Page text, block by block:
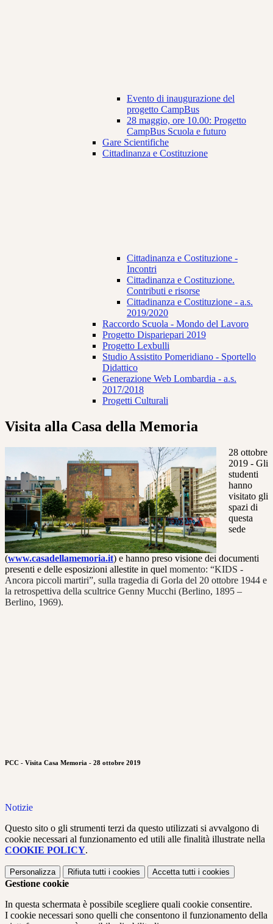
Evento di inaugurazione del
progetto CampBus
28 maggio, ore 10.00: Progetto
CampBus Scuola e futuro
Gare Scientifiche
Cittadinanza e Costituzione
Cittadinanza e Costituzione -
Incontri
Cittadinanza e Costituzione.
Contributi e risorse
Cittadinanza e Costituzione - a.s.
2019/2020
Raccordo Scuola - Mondo del Lavoro
Progetto Dispariepari 2019
Progetto Lexbulli
Studio Assistito Pomeridiano - Sportello
Didattico
Generazione Web Lombardia - a.s.
2017/2018
Progetti Culturali
Visita alla Casa della Memoria
28 ottobre
2019 - Gli
studenti
hanno
visitato gli
spazi di
questa
sede
(www.casadellamemoria.it) e hanno preso visione dei documenti
presenti e delle esposizioni allestite in quel momento: “KIDS -
Ancora piccoli martiri”, sulla tragedia di Gorla del 20 ottobre 1944 e
la retrospettiva della scultrice Genny Mucchi (Berlino, 1895 –
Berlino, 1969).
PCC - Visita Casa Memoria - 28 ottobre 2019
Notizie
Questo sito o gli strumenti terzi da questo utilizzati si avvalgono di
cookie necessari al funzionamento ed utili alle finalità illustrate nella
COOKIE POLICY.
Personalizza Rifiuta tutti i cookies Accetta tutti i cookies
Gestione cookie
In questa schermata è possibile scegliere quali cookie consentire.
I cookie necessari sono quelli che consentono il funzionamento della